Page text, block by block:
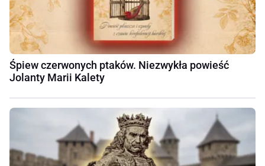
Śpiew czerwonych ptaków. Niezwykła powieść
Jolanty Marii Kalety